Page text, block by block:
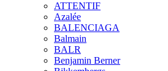
ATTENTIF
Azalée
BALENCIAGA
Balmain
BALR
Benjamin Berner